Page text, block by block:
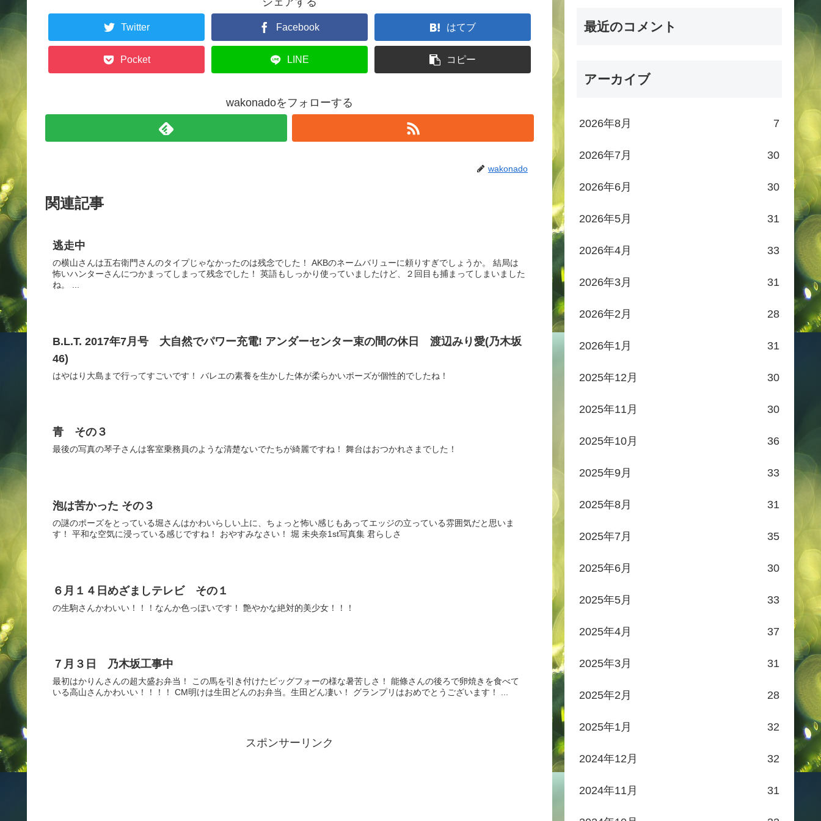
Twitter Facebook はてブ
Pocket LINE コピー
wakonadoをフォローする
wakonado
関連記事
逃走中
の横山さんは五右衛門さんのタイプじゃなかったのは残念でした！ AKBのネームバリューに頼りすぎでしょうか。 結局は
怖いハンターさんにつかまってしまって残念でした！ 英語もしっかり使っていましたけど、２回目も捕まってしまいました
ね。 ...
B.L.T. 2017年7月号 大自然でパワー充電! アンダーセンター束の間の休日 渡辺みり愛(乃木坂
46)
はやはり大島まで行ってすごいです！ バレエの素養を生かした体が柔らかいポーズが個性的でしたね！
青 その３
最後の写真の琴子さんは客室乗務員のような清楚ないでたちが綺麗ですね！ 舞台はおつかれさまでした！
泡は苦かった その３
の謎のポーズをとっている堀さんはかわいらしい上に、ちょっと怖い感じもあってエッジの立っている雰囲気だと思いま
す！ 平和な空気に浸っている感じですね！ おやすみなさい！ 堀 未央奈1st写真集 君らしさ
６月１４日めざましテレビ その１
の生駒さんかわいい！！！なんか色っぽいです！ 艶やかな絶対的美少女！！！
７月３日 乃木坂工事中
最初はかりんさんの超大盛お弁当！ この馬を引き付けたビッグフォーの様な暑苦しさ！ 能條さんの後ろで卵焼きを食べて
いる高山さんかわいい！！！！ CM明けは生田どんのお弁当。生田どん凄い！ グランプリはおめでとうございます！ ...
スポンサーリンク
最近のコメント
アーカイブ
2026年8月 7
2026年7月 30
2026年6月 30
2026年5月 31
2026年4月 33
2026年3月 31
2026年2月 28
2026年1月 31
2025年12月 30
2025年11月 30
2025年10月 36
2025年9月 33
2025年8月 31
2025年7月 35
2025年6月 30
2025年5月 33
2025年4月 37
2025年3月 31
2025年2月 28
2025年1月 32
2024年12月 32
2024年11月 31